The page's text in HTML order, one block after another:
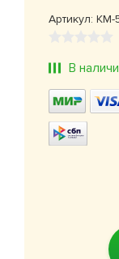
Артикул: КМ-
В